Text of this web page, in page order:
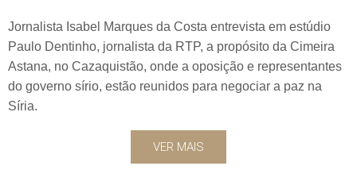
Jornalista Isabel Marques da Costa entrevista em estúdio
Paulo Dentinho, jornalista da RTP, a propósito da Cimeira
Astana, no Cazaquistão, onde a oposição e representantes
do governo sírio, estão reunidos para negociar a paz na
Síria.
VER MAIS